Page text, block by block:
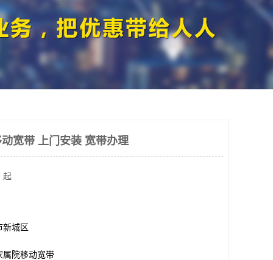
宽带 上门安装 宽带办理
起
新城区
院移动宽带